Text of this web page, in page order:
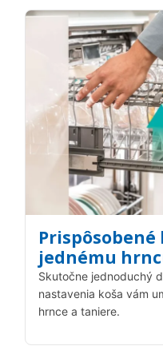
Prispôsobené
jednému
Skutočne jednoduchý
nastavenia koša vám
hrnce a taniere.